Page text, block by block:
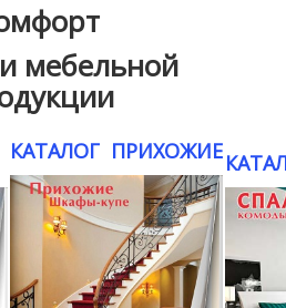
мебельной
КАТАЛОГ ПРИХОЖИЕ